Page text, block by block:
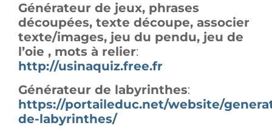
Générateur de jeux, phrases
découpées, texte découpe, associer
texte/images, jeu du pendu, jeu de
l’oie , mots à relier:
http://usinaquiz.free.fr
Générateur de labyrinthes:
https://portaileduc.net/website/
de-labyrinthes/